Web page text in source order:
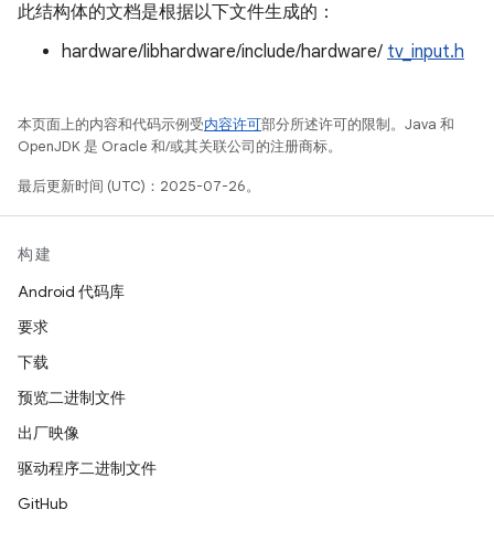
此结构体的文档是根据以下文件生成的：
hardware/libhardware/include/hardware/ tv_input.h
本页面上的内容和代码示例受内容许可部分所述许可的限制。Java 和
OpenJDK 是 Oracle 和/或其关联公司的注册商标。
最后更新时间 (UTC)：2025-07-26。
构建
Android 代码库
要求
下载
预览二进制文件
出厂映像
驱动程序二进制文件
GitHub